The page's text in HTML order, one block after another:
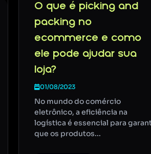
O que é picking and
packing no
ecommerce e como
ele pode ajudar sua
loja?
01/08/2023
No mundo do comércio
eletrônico, a eficiência na
logística é essencial para
que os produtos...